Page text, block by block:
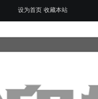
设为首页 收藏本站